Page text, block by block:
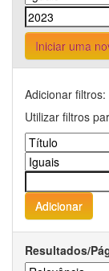
Iniciar uma
Adicionar filtros:
Utilizar filtros
Resultados/